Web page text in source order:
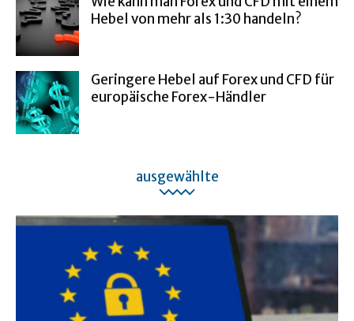
Hebel von mehr als 1:30 handeln?
Geringere Hebel auf Forex und CFD für
europäische Forex-Händler
ausgewählte